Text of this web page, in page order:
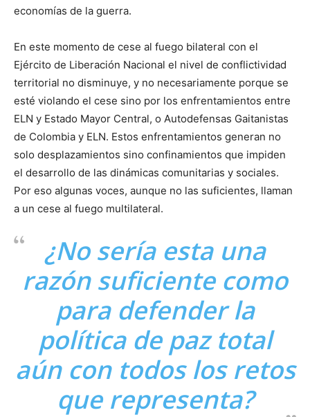
economías de la guerra.
En este momento de cese al fuego bilateral con el
Ejército de Liberación Nacional el nivel de conflictividad
territorial no disminuye, y no necesariamente porque se
esté violando el cese sino por los enfrentamientos entre
ELN y Estado Mayor Central, o Autodefensas Gaitanistas
de Colombia y ELN. Estos enfrentamientos generan no
solo desplazamientos sino confinamientos que impiden
el desarrollo de las dinámicas comunitarias y sociales.
Por eso algunas voces, aunque no las suficientes, llaman
a un cese al fuego multilateral.
¿No sería esta una
razón suficiente como
para defender la
política de paz total
aún con todos los retos
que representa?